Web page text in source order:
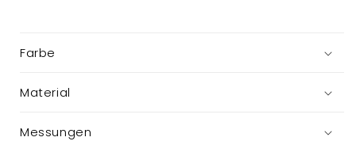
Farbe
Material
Messungen